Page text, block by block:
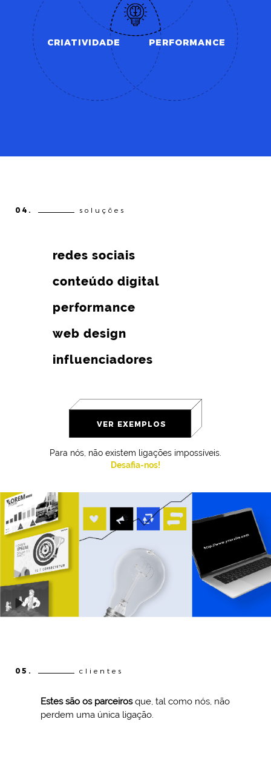
CRIATIVIDADE PERFORMANCE
04. soluções
redes sociais
conteúdo digital
performance
web design
influenciadores
VER EXEMPLOS
Para nós, não existem ligações impossíveis.
Desafia-nos!
05. clientes
Estes são os parceirosque, tal como nós, não
perdem uma única ligação.